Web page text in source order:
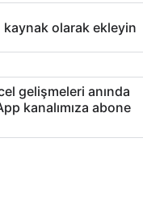
olarak ekleyin
gelişmeleri anında
kanalımıza abone